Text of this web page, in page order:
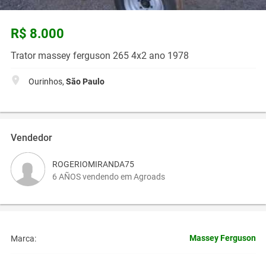
R$ 8.000
Trator massey ferguson 265 4x2 ano 1978
Ourinhos, São Paulo
Vendedor
ROGERIOMIRANDA75
6 AÑOS vendendo em Agroads
Marca: Massey Ferguson